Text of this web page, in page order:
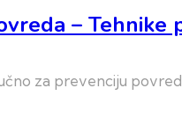
– Tehnike
za prevenciju